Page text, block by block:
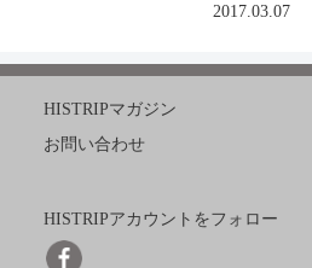
2017.03.07
HISTRIPマガジン
お問い合わせ
HISTRIPアカウントをフォロー